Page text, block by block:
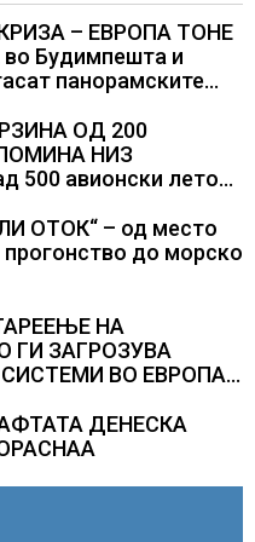
– ЕВРОПА ТОНЕ
Будимпешта и
панорамските
ОД 200
НИЗ
500 авионски летови
ОТОК“ – од место
прогонство до морско
НА
ГИ ЗАГРОЗУВА
ВО ЕВРОПА и
ДЕНЕСКА